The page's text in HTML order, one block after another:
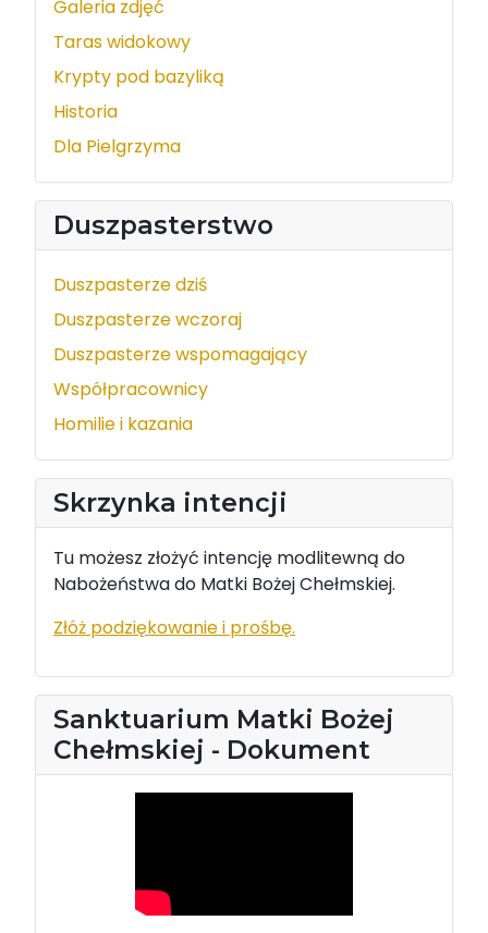
Galeria zdjęć
Taras widokowy
Krypty pod bazyliką
Historia
Dla Pielgrzyma
Duszpasterstwo
Duszpasterze dziś
Duszpasterze wczoraj
Duszpasterze wspomagający
Współpracownicy
Homilie i kazania
Skrzynka intencji
Tu możesz złożyć intencję modlitewną do
Nabożeństwa do Matki Bożej Chełmskiej.
Złóż podziękowanie i prośbę.
Sanktuarium Matki Bożej
Chełmskiej - Dokument